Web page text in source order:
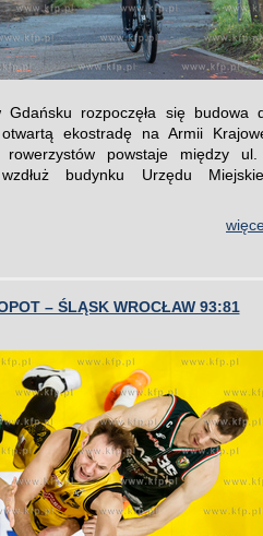
rozpoczęła się budowa
otwartą ekostradę na Armii
powstaje między
wzdłuż budynku Urzędu
– ŚLĄSK WROCŁAW 93:81